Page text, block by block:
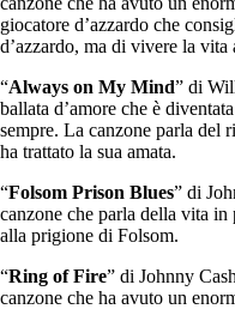
giocatore d’azzardo che
d’azzardo, ma di vivere la vita
“Always on My Mind” di
ballata d’amore che è
sempre. La canzone parla del
ha trattato la sua amata.
“Folsom Prison Blues” di
canzone che parla della vita
alla prigione di Folsom.
“Ring of Fire” di Johnny
canzone che ha avuto un